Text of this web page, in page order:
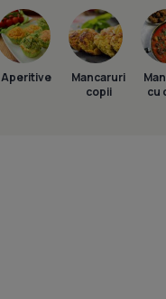
Aperitive
Mancaruri
copii
cu